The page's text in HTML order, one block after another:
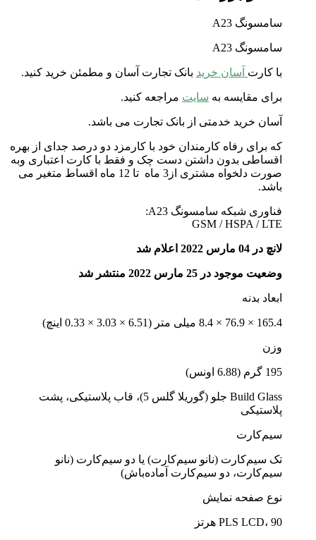
سامسونگ A23
سامسونگ A23
با کارت آسان خرید بانک تجارت آسان و مطمئن خرید کنید.
برای مقایسه به سایت مراجعه کنید.
آسان خرید خدمتی از بانک تجارت می باشد.
که برای رفاه کارمندان خود با کارمزد دو درصد جدای از بهره
اقساطی بدون داشتن دست چک و فقط با کارت اعتباری وبه
صورت دلخواه مشتری از3 ماه تا 12 ماه اقساط متغیر می
باشد.
فناوری شبکه سامسونگ A23:
GSM / HSPA / LTE
لانچ در 04 مارس 2022 اعلام شد
وضعیت موجود در 25 مارس 2022 منتشر شد
ابعاد بدنه
165.4 × 76.9 × 8.4 میلی متر (6.51 × 3.03 × 0.33 اینچ)
وزن
195 گرم (6.88 اونس)
Build Glass جلو (گوریلا گلس 5)، قاب پلاستیکی، پشت
پلاستیکی
سیم‌کارت
تک سیم‌کارت (نانو سیم‌کارت) یا دو سیم‌کارت (نانو
سیم‌کارت، دو سیم‌کارت آماده‌باش)
نوع صفحه نمایش
PLS LCD، 90 هرتز